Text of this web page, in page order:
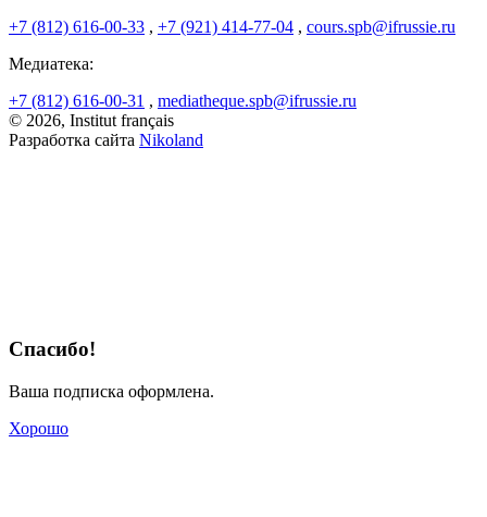
+7 (812) 616-00-33 , +7 (921) 414-77-04 , cours.spb@ifrussie.ru
Медиатека:
+7 (812) 616-00-31 , mediatheque.spb@ifrussie.ru
© 2026, Institut français
Разработка сайта Nikoland
Спасибо!
Ваша подписка оформлена.
Хорошо